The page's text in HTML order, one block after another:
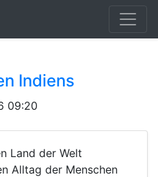
Indiens
09:20
Land der Welt
Alltag der Menschen